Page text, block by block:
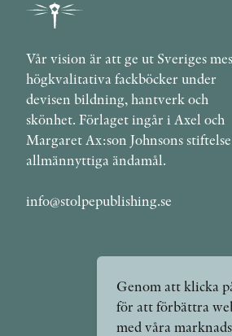
Vår vision är att ge ut Sveriges
högkvalitativa fackböcker under
devisen bildning, hantverk och
skönhet. Förlaget ingår i Axel och
Margaret Ax:son Johnsons
allmännyttiga ändamål.
info@stolpepublishing.se
Genom att klicka
för att förbättra
med våra